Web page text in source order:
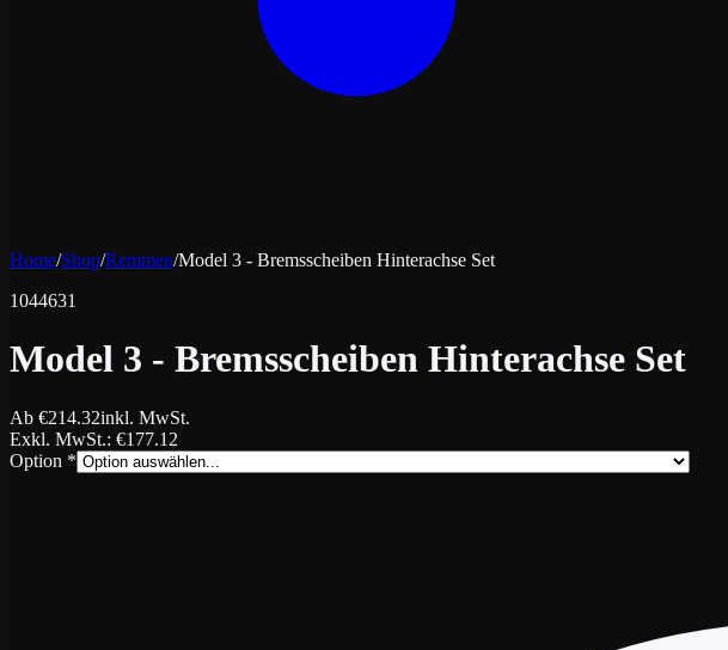
Home/Shop/Remmen/Model 3 - Bremsscheiben Hinterachse Set
1044631
Model 3 - Bremsscheiben Hinterachse Set
Ab €214.32inkl. MwSt.
Exkl. MwSt.: €177.12
Option *